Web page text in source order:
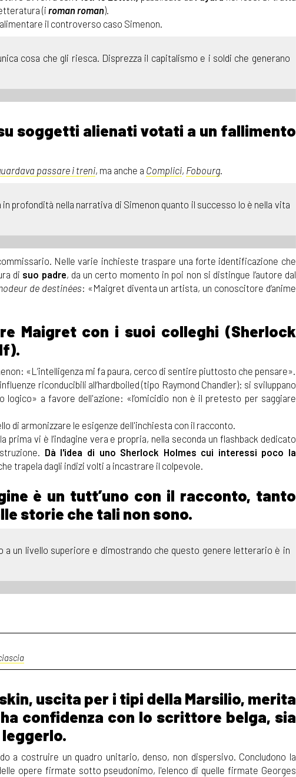
(iroman roman).
il controverso caso Simenon.
cosa che gli riesca. Disprezza il capitalismo e i soldi che generano
soggetti alienati votati a un fallimento
passare i treni, ma anche a Complici, Fobourg.
profondità nella narrativa di Simenon quanto il successo lo è nella vita
Nelle varie inchieste traspare una forte identificazione che
di suo padre, da un certo momento in poi non si distingue l’autore dal
de destinées: «Maigret diventa un artista, un conoscitore d’anime
Maigret con i suoi colleghi (Sherlock
«L’intelligenza mi fa paura, cerco di sentire piuttosto che pensare».
riconducibili all’hardboiled (tipo Raymond Chandler): si sviluppano
logico» a favore dell'azione: «l’omicidio non è il pretesto per saggiare
di armonizzare le esigenze dell'inchiesta con il racconto.
prima vi è l’indagine vera e propria, nella seconda un flashback dedicato
Dà l'idea di uno Sherlock Holmes cui interessi poco la
trapela dagli indizi volti a incastrare il colpevole.
è un tutt’uno con il racconto, tanto
storie che tali non sono.
un livello superiore e dimostrando che questo genere letterario è in
uscita per i tipi della Marsilio, merita
confidenza con lo scrittore belga, sia
a costruire un quadro unitario, denso, non dispersivo. Concludono la
opere firmate sotto pseudonimo, l'elenco di quelle firmate Georges